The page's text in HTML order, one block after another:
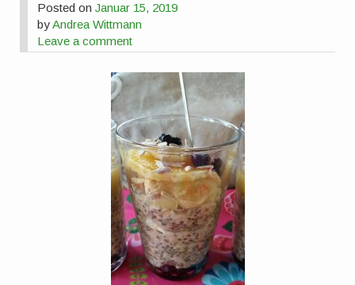
Posted onJanuar 15, 2019
byAndrea Wittmann
Leave a comment